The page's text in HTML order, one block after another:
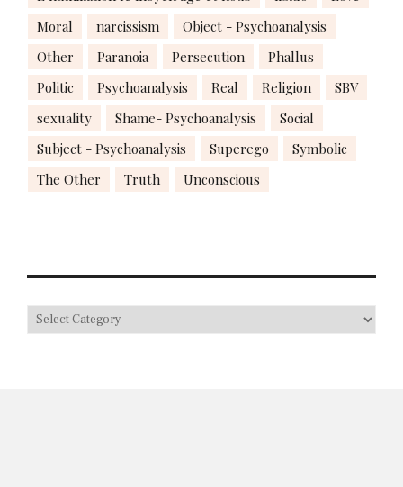
Moral
narcissism
Object - Psychoanalysis
Other
Paranoia Persecution
Phallus
Politic
Psychoanalysis Real Religion
SBV
sexuality
Shame- Psychoanalysis
Social
Subject - Psychoanalysis
Superego
Symbolic
The Other
Truth Unconscious